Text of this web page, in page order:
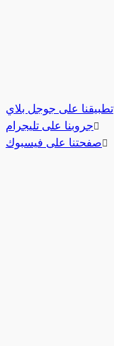
تطبيقنا على جوجل بلاي
جروبنا على تليجرام
صفحتنا على فيسبوك